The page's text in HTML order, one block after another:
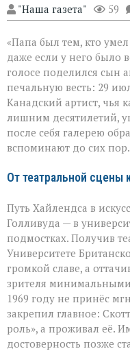
"Наша газета" 59
«Папа был тем, кто
даже если у него было
голосе поделился сын
печальную весть: 29
Канадский артист, чья
лишним десятилетий,
после себя галерею
вспоминают до сих пор.
От театральной сцены
Путь Хайлендса в
Голливуда — в
подмостках. Получив
Университете
громкой славе, а
зрителя
1969 году не принёс
закрепил главное:
роль», а проживал её.
достоверность позже